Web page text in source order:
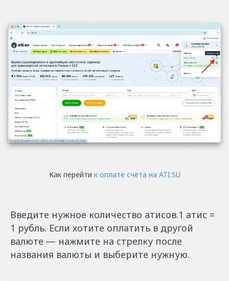
Как перейти к оплате счёта на ATI.SU
Введите нужное количество атисов.1 атис =
1 рубль. Если хотите оплатить в другой
валюте — нажмите на стрелку после
названия валюты и выберите нужную.